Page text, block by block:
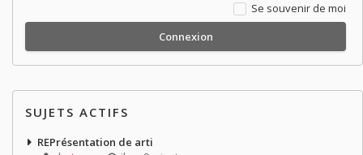
Se souvenir de moi
SUJETS ACTIFS
REPrésentation de arti